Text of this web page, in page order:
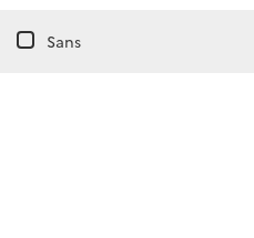
Sans